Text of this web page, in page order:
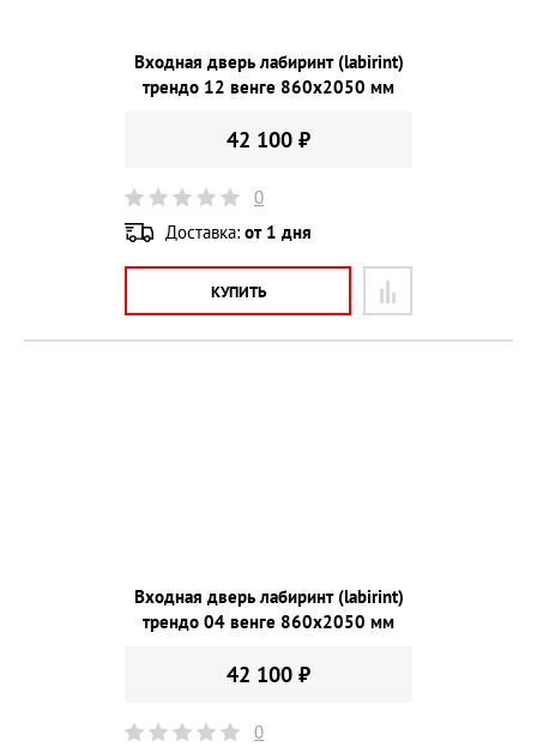
Входная дверь лабиринт (labirint)
трендо 12 венге 860х2050 мм
42 100 ₽
0
Доставка: от 1 дня
КУПИТЬ
Входная дверь лабиринт (labirint)
трендо 04 венге 860х2050 мм
42 100 ₽
0